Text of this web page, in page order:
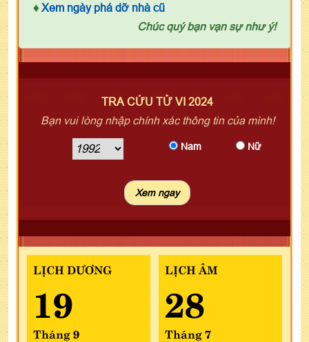
♦ Xem ngày phá dỡ nhà cũ
Chúc quý bạn vạn sự như ý!
TRA CỨU TỬ VI 2024
Bạn vui lòng nhập chính xác thông tin của mình!
Nam Nữ
LỊCH DƯƠNG
19
Tháng 9
LỊCH ÂM
28
Tháng 7